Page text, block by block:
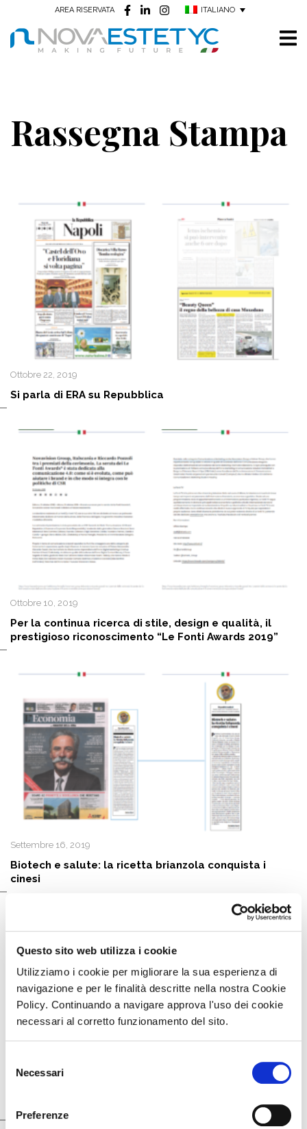
Questo sito web utilizza i cookie
Utilizziamo i cookie per migliorare la sua esperienza di
navigazione e per le finalità descritte nella nostra Cookie
Policy. Continuando a navigare approva l'uso dei cookie
necessari al corretto funzionamento del sito.
delNecessari
Preferenze
AREA RISERVATA ITALIANO
Rassegna Stampa
Ottobre 22, 2019
Si parla di ERA su Repubblica
Ottobre 10, 2019
Per la continua ricerca di stile, design e qualità, il
prestigioso riconoscimento “Le Fonti Awards 2019”
Settembre 16, 2019
Biotech e salute: la ricetta brianzola conquista i
cinesi